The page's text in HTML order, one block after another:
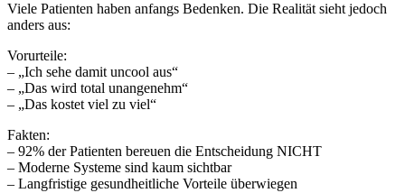
Viele Patienten haben anfangs Bedenken. Die Realität sieht jedoch
anders aus:
Vorurteile:
– „Ich sehe damit uncool aus“
– „Das wird total unangenehm“
– „Das kostet viel zu viel“
Fakten:
– 92% der Patienten bereuen die Entscheidung NICHT
– Moderne Systeme sind kaum sichtbar
– Langfristige gesundheitliche Vorteile überwiegen